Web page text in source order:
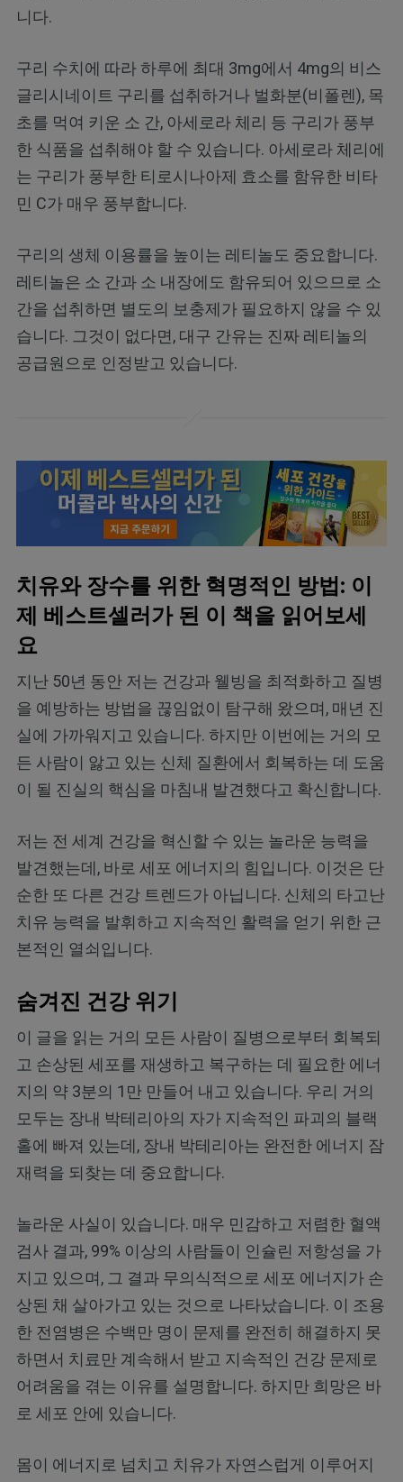
니다.
구리 수치에 따라 하루에 최대 3mg에서 4mg의 비스
글리시네이트 구리를 섭취하거나 벌화분(비폴렌), 목
초를 먹여 키운 소 간, 아세로라 체리 등 구리가 풍부
한 식품을 섭취해야 할 수 있습니다. 아세로라 체리에
는 구리가 풍부한 티로시나아제 효소를 함유한 비타
민 C가 매우 풍부합니다.
구리의 생체 이용률을 높이는 레티놀도 중요합니다.
레티놀은 소 간과 소 내장에도 함유되어 있으므로 소
간을 섭취하면 별도의 보충제가 필요하지 않을 수 있
습니다. 그것이 없다면, 대구 간유는 진짜 레티놀의
공급원으로 인정받고 있습니다.
치유와 장수를 위한 혁명적인 방법: 이
제 베스트셀러가 된 이 책을 읽어보세
요
지난 50년 동안 저는 건강과 웰빙을 최적화하고 질병
을 예방하는 방법을 끊임없이 탐구해 왔으며, 매년 진
실에 가까워지고 있습니다. 하지만 이번에는 거의 모
든 사람이 앓고 있는 신체 질환에서 회복하는 데 도움
이 될 진실의 핵심을 마침내 발견했다고 확신합니다.
저는 전 세계 건강을 혁신할 수 있는 놀라운 능력을
발견했는데, 바로 세포 에너지의 힘입니다. 이것은 단
순한 또 다른 건강 트렌드가 아닙니다. 신체의 타고난
치유 능력을 발휘하고 지속적인 활력을 얻기 위한 근
본적인 열쇠입니다.
숨겨진 건강 위기
이 글을 읽는 거의 모든 사람이 질병으로부터 회복되
고 손상된 세포를 재생하고 복구하는 데 필요한 에너
지의 약 3분의 1만 만들어 내고 있습니다. 우리 거의
모두는 장내 박테리아의 자가 지속적인 파괴의 블랙
홀에 빠져 있는데, 장내 박테리아는 완전한 에너지 잠
재력을 되찾는 데 중요합니다.
놀라운 사실이 있습니다. 매우 민감하고 저렴한 혈액
검사 결과, 99% 이상의 사람들이 인슐린 저항성을 가
지고 있으며, 그 결과 무의식적으로 세포 에너지가 손
상된 채 살아가고 있는 것으로 나타났습니다. 이 조용
한 전염병은 수백만 명이 문제를 완전히 해결하지 못
하면서 치료만 계속해서 받고 지속적인 건강 문제로
어려움을 겪는 이유를 설명합니다. 하지만 희망은 바
로 세포 안에 있습니다.
몸이 에너지로 넘치고 치유가 자연스럽게 이루어지